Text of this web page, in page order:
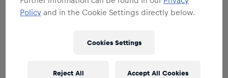
Policy and in the Cookie Settings directly below.
Cookies Settings
Reject All Accept All Cookies